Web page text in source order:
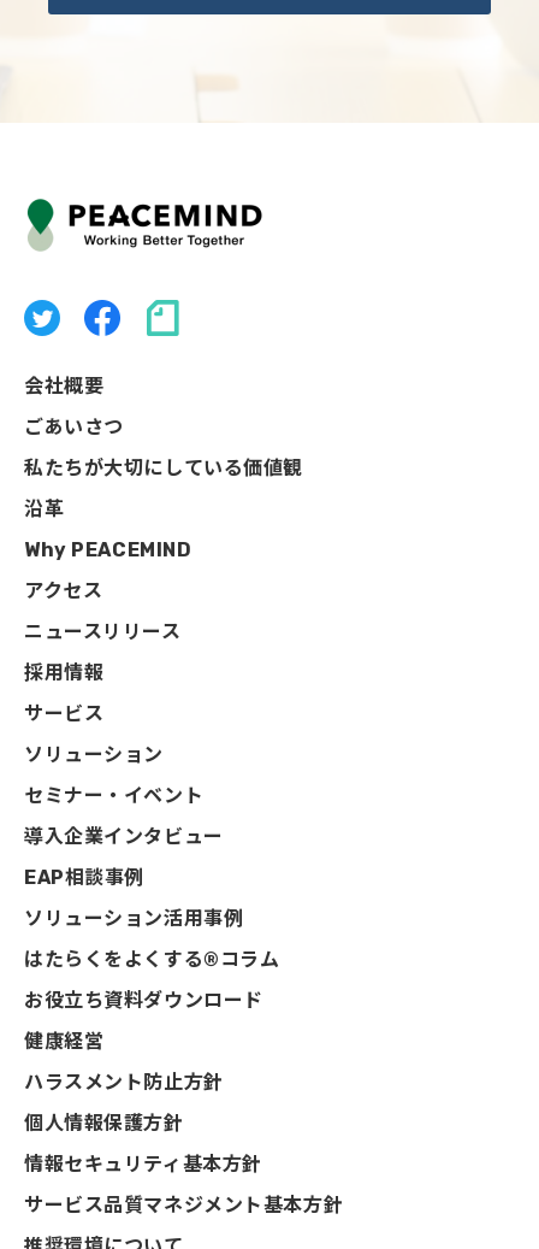
会社概要
ごあいさつ
私たちが大切にしている価値観
沿革
Why PEACEMIND
アクセス
ニュースリリース
採用情報
サービス
ソリューション
セミナー・イベント
導入企業インタビュー
EAP相談事例
ソリューション活用事例
はたらくをよくする®コラム
お役立ち資料ダウンロード
健康経営
ハラスメント防止方針
個人情報保護方針
情報セキュリティ基本方針
サービス品質マネジメント基本方針